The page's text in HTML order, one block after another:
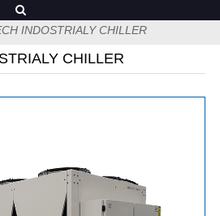
INDOSTRIALY CHILLER
CHILLER